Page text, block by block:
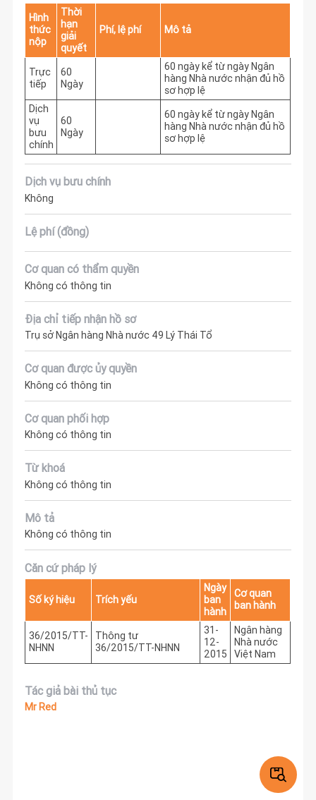
Hình
thức
nộp
Thời
hạn
giải
quyết
Phí, lệ phí Mô tả
Trực
tiếp
60
Ngày
60 ngày kể từ ngày Ngân
hàng Nhà nước nhận đủ hồ
sơ hợp lệ
Dịch
vụ
bưu
chính
60
Ngày
60 ngày kể từ ngày Ngân
hàng Nhà nước nhận đủ hồ
sơ hợp lệ
Dịch vụ bưu chính
Không
Lệ phí (đồng)
Cơ quan có thẩm quyền
Không có thông tin
Địa chỉ tiếp nhận hồ sơ
Trụ sở Ngân hàng Nhà nước 49 Lý Thái Tổ
Cơ quan được ủy quyền
Không có thông tin
Cơ quan phối hợp
Không có thông tin
Từ khoá
Không có thông tin
Mô tả
Không có thông tin
Căn cứ pháp lý
Số ký hiệu Trích yếu
Ngày
ban
hành
Cơ quan
ban hành
36/2015/TT-
NHNN
Thông tư
36/2015/TT-NHNN
31-
12-
2015
Ngân hàng
Nhà nước
Việt Nam
Tác giả bài thủ tục
Mr Red